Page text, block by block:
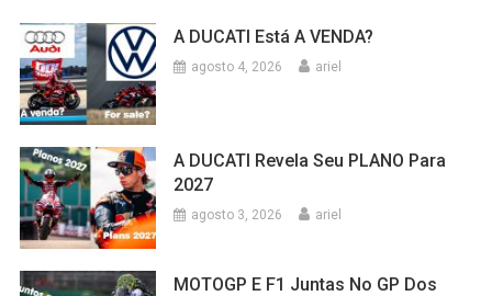
A DUCATI Está A VENDA?
agosto 4, 2026 ariel
A DUCATI Revela Seu PLANO Para
2027
agosto 3, 2026 ariel
MOTOGP E F1 Juntas No GP Dos